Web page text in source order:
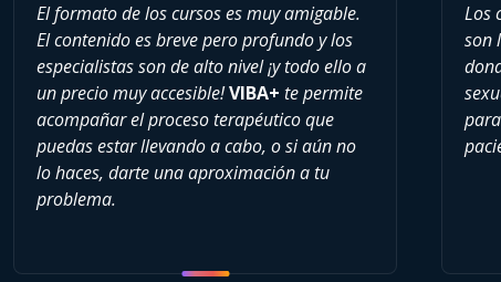
El formato de los cursos es muy amigable.
El contenido es breve pero profundo y los
especialistas son de alto nivel ¡y todo ello a
un precio muy accesible!VIBA+ te permite
acompañar el proceso terapéutico que
puedas estar llevando a cabo, o si aún no
lo haces, darte una aproximación a tu
problema.
Los
son